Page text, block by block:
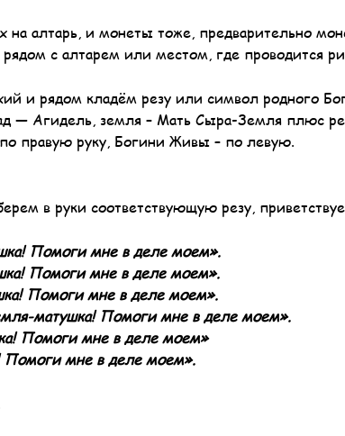
алтарь, и монеты тоже, предварительно
с алтарем или местом, где проводится
и рядом кладём резу или символ родного
— Агидель, земля – Мать Сыра-Земля плюс
правую руку, Богини Живы – по левую.
в руки соответствующую резу,
Помоги мне в деле моем».
Помоги мне в деле моем».
Помоги мне в деле моем».
матушка! Помоги мне в деле моем».
Помоги мне в деле моем»
Помоги мне в деле моем».